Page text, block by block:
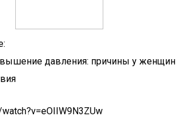
давления: причины у женщин